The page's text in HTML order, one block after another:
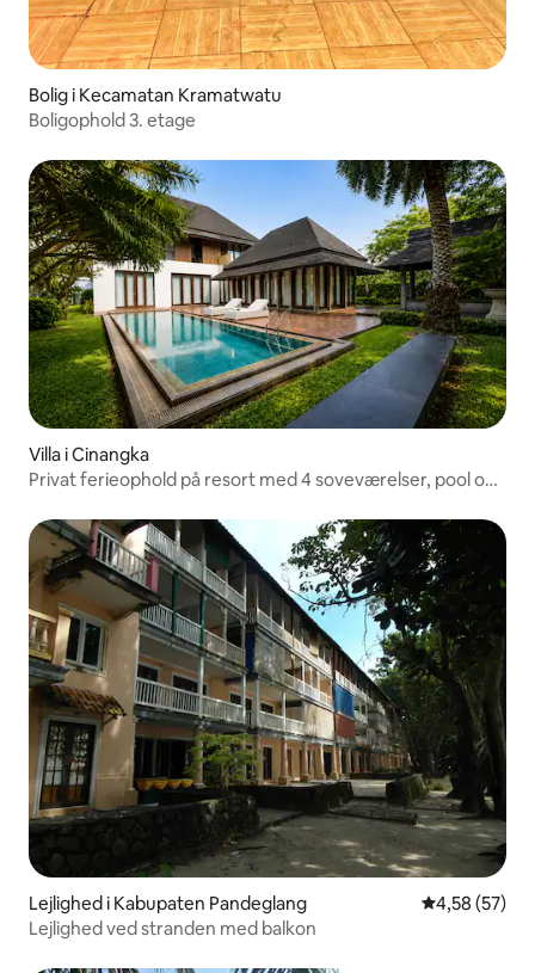
Bolig i Kecamatan Kramatwatu
Boligophold 3. etage
Villa i Cinangka
Privat ferieophold på resort med 4 soveværelser, pool og
Lejlighed i Kabupaten Pandeglang 4,58 ud af 5 i
4,58 (57)
Lejlighed ved stranden med balkon